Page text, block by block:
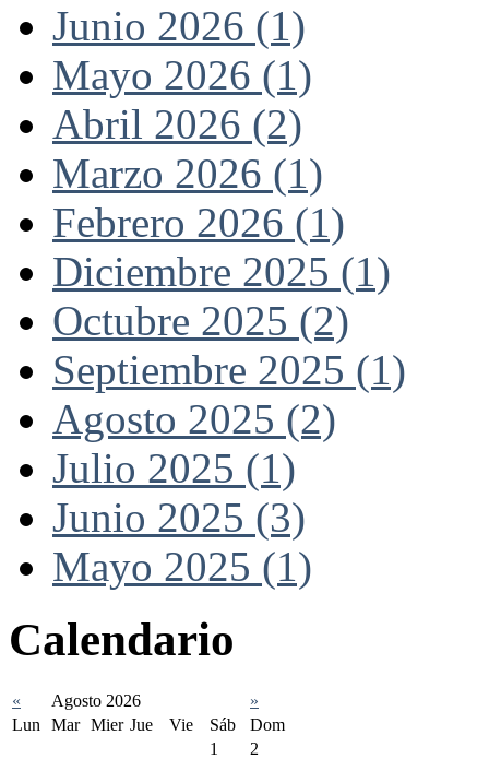
Junio 2026 (1)
Mayo 2026 (1)
Abril 2026 (2)
Marzo 2026 (1)
Febrero 2026 (1)
Diciembre 2025 (1)
Octubre 2025 (2)
Septiembre 2025 (1)
Agosto 2025 (2)
Julio 2025 (1)
Junio 2025 (3)
Mayo 2025 (1)
Calendario
« Agosto 2026
»
Lun
Mar Mier Jue Vie Sáb
Dom
1
2